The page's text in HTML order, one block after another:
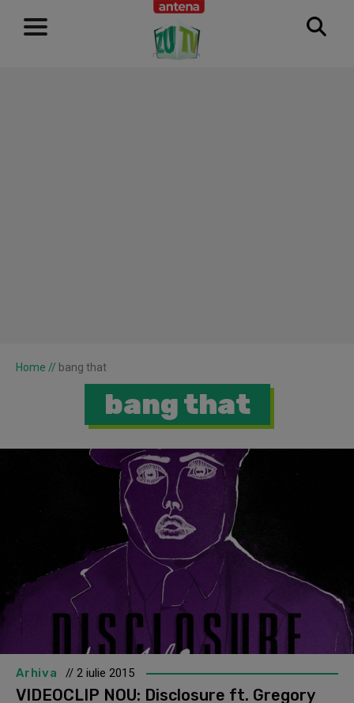
RECLAMĂ
Home // bang that
bang that
Arhiva // 2 iulie 2015
VIDEOCLIP NOU: Disclosure ft. Gregory